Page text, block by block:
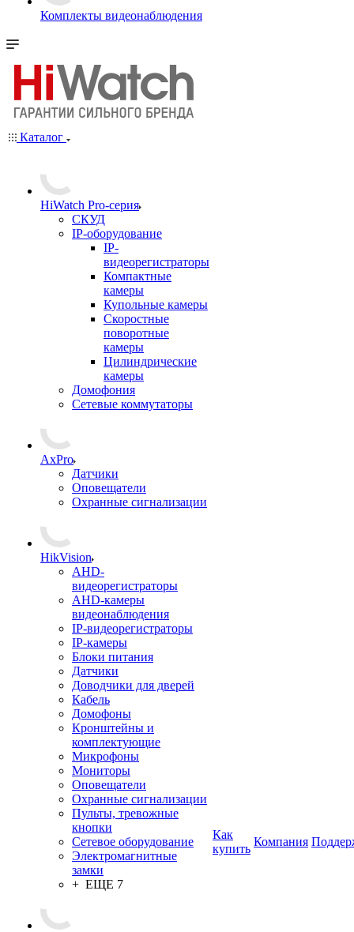
Комплекты видеонаблюдения
Каталог
HiWatch Pro-серия
CКУД
IP-оборудование
IP-
видеорегистраторы
Компактные
камеры
Купольные камеры
Скоростные
поворотные
камеры
Цилиндрические
камеры
Домофония
Сетевые коммутаторы
AxPro
Датчики
Оповещатели
Охранные сигнализации
HikVision
AHD-
видеорегистраторы
AHD-камеры
видеонаблюдения
IP-видеорегистраторы
IP-камеры
Блоки питания
Датчики
Доводчики для дверей
Кабель
Домофоны
Кронштейны и
комплектующие
Микрофоны
Мониторы
Оповещатели
Охранные сигнализации
Пульты, тревожные
кнопки
Сетевое оборудование
Электромагнитные
замки
+ ЕЩЕ 7
Как
купить
Компания